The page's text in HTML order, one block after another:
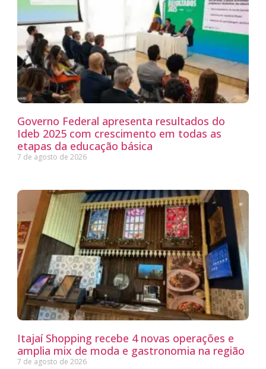
Governo Federal apresenta resultados do
Ideb 2025 com crescimento em todas as
etapas da educação básica
7 de agosto de 2026
Itajaí Shopping recebe 4 novas operações e
amplia mix de moda e gastronomia na região
7 de agosto de 2026